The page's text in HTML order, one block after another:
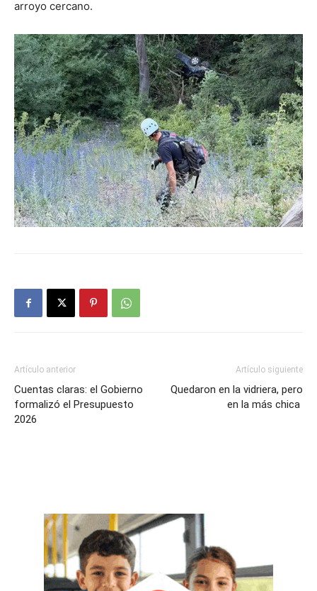
arroyo cercano.
Artículo anterior
Cuentas claras: el Gobierno
formalizó el Presupuesto
2026
Artículo siguiente
Quedaron en la vidriera, pero
en la más chica